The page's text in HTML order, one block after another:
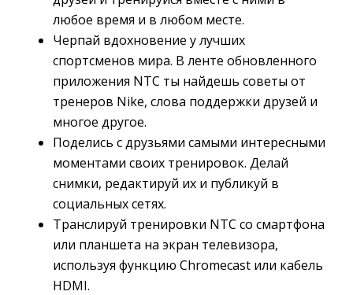
любое время и в любом месте.
Черпай вдохновение у лучших
спортсменов мира. В ленте обновленного
приложения NTC ты найдешь советы от
тренеров Nike, слова поддержки друзей и
многое другое.
Поделись с друзьями самыми интересными
моментами своих тренировок. Делай
снимки, редактируй их и публикуй в
социальных сетях.
Транслируй тренировки NTC со смартфона
или планшета на экран телевизора,
используя функцию Chromecast или кабель
HDMI.